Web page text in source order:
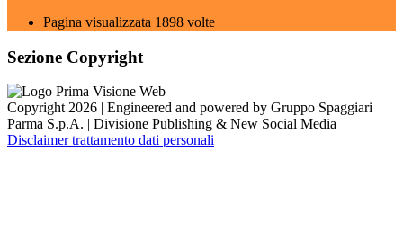
Pagina visualizzata 1898 volte
Sezione Copyright
Copyright 2026 | Engineered and powered by Gruppo Spaggiari
Parma S.p.A. | Divisione Publishing & New Social Media
Disclaimer trattamento dati personali